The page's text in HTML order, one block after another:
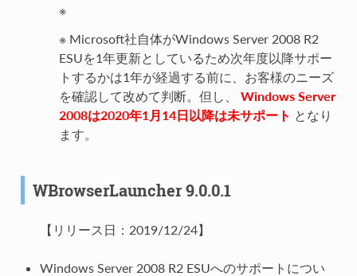
※
※ Microsoft社自体がWindows Server 2008 R2
ESUを1年更新としているため次年度以降サポー
トするかは1年が経過する前に、お客様のニーズ
を確認して改めて判断。但し、 Windows Server
2008は2020年1月14日以降は未サポート となり
ます。
WBrowserLauncher 9.0.0.1
【リリース日：2019/12/24】
Windows Server 2008 R2 ESUへのサポートについ